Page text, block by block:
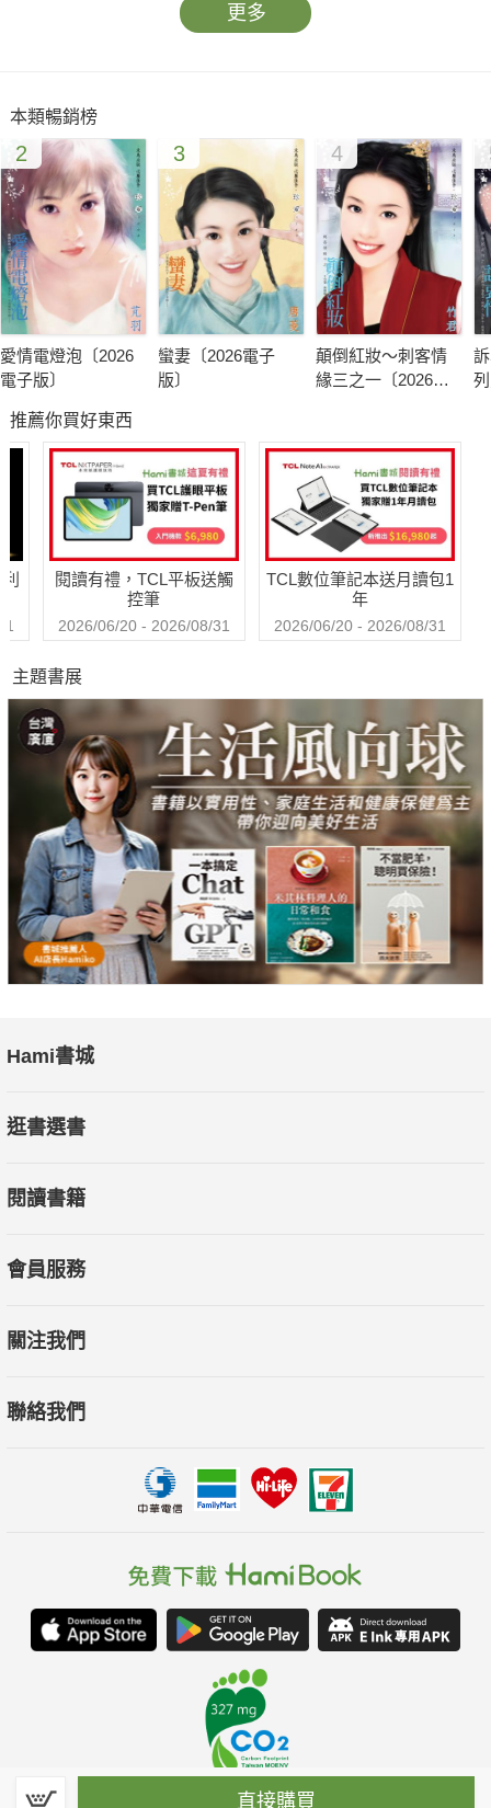
更多
本類暢銷榜
2
愛情電燈泡〔2026
電子版〕
3
蠻妻〔2026電子
版〕
4
顛倒紅妝～刺客情
緣三之一〔2026電
推薦你買好東西
閱讀有禮，TCL平板送觸
控筆
2026/06/20 - 2026/08/31
TCL數位筆記本送月讀包1
年
2026/06/20 - 2026/08/31
直接購買
主題書展
Hami書城
逛書選書
閱讀書籍
會員服務
關注我們
聯絡我們